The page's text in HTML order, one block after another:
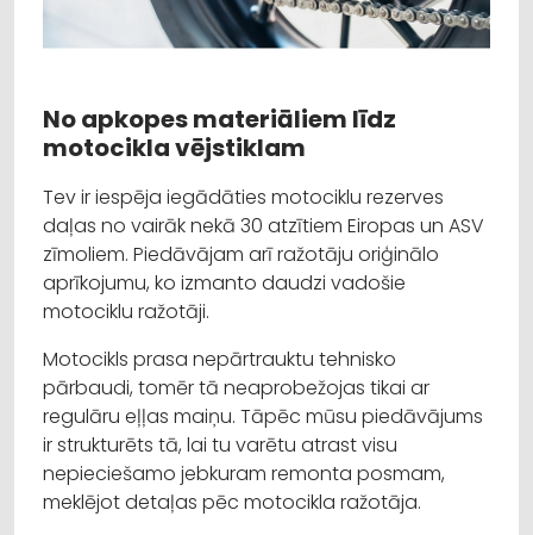
No apkopes materiāliem līdz
motocikla vējstiklam
Tev ir iespēja iegādāties motociklu rezerves
daļas no vairāk nekā 30 atzītiem Eiropas un ASV
zīmoliem. Piedāvājam arī ražotāju oriģinālo
aprīkojumu, ko izmanto daudzi vadošie
motociklu ražotāji.
Motocikls prasa nepārtrauktu tehnisko
pārbaudi, tomēr tā neaprobežojas tikai ar
regulāru eļļas maiņu. Tāpēc mūsu piedāvājums
ir strukturēts tā, lai tu varētu atrast visu
nepieciešamo jebkuram remonta posmam,
meklējot detaļas pēc motocikla ražotāja.